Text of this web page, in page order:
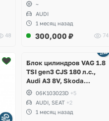
48
~
AUDI
1 месяц назад
300,000 ₽ 74
Блок цилиндров VAG 1.8
TSI gen3 CJS 180 л.с.,
Audi A3 8V, Skoda
Octavia A7, Superb,
Volkswagen Passat B8,
Golf VII Alltrack, Seat
Leon
06K103023D +5
AUDI, SEAT +2
1 месяц назад